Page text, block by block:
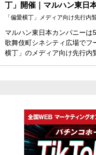
丁」開催｜マルハン東日
「偏愛横丁」メディア向け先行内
マルハン東日本カンパニーは
歌舞伎町シネシティ広場でフ
横丁」のメディア向け先行内